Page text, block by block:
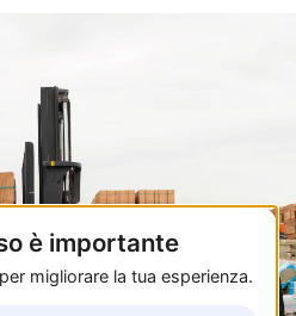
è importante
migliorare la tua esperienza.